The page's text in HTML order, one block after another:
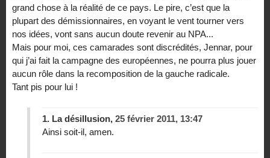
grand chose à la réalité de ce pays. Le pire, c’est que la
plupart des démissionnaires, en voyant le vent tourner vers
nos idées, vont sans aucun doute revenir au NPA...
Mais pour moi, ces camarades sont discrédités, Jennar, pour
qui j’ai fait la campagne des européennes, ne pourra plus jouer
aucun rôle dans la recomposition de la gauche radicale.
Tant pis pour lui !
1. La désillusion, 25 février 2011, 13:47
Ainsi soit-il, amen.